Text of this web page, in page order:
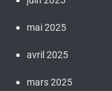
mai 2025
avril 2025
mars 2025